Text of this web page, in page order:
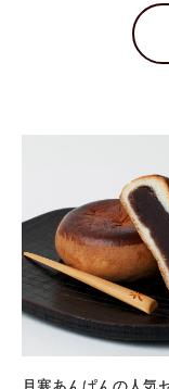
月寒あんぱんの人気